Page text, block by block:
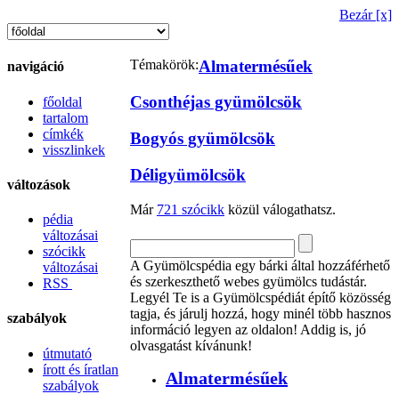
Bezár [x]
navigáció
főoldal
tartalom
címkék
visszlinkek
változások
pédia
változásai
szócikk
változásai
RSS
szabályok
útmutató
írott és íratlan
szabályok
Témakörök:Almatermésűek
Csonthéjas gyümölcsök
Bogyós gyümölcsök
Déligyümölcsök
Már 721 szócikk közül válogathatsz.
A Gyümölcspédia egy bárki által hozzáférhető
és szerkeszthető webes gyümölcs tudástár.
Legyél Te is a Gyümölcspédiát építő közösség
tagja, és járulj hozzá, hogy minél több hasznos
információ legyen az oldalon! Addig is, jó
olvasgatást kívánunk!
Almatermésűek